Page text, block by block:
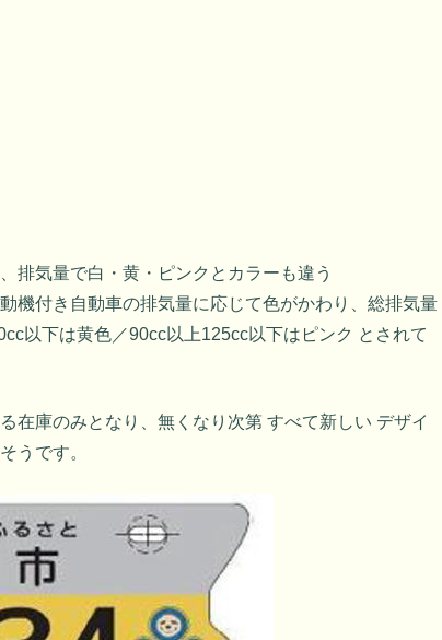
排気量で白・黄・ピンクとカラーも違う
機付き自動車の排気量に応じて色がかわり、総排気量
以下は黄色／90cc以上125cc以下はピンク とされて
在庫のみとなり、無くなり次第 すべて新しい デザイ
うです。